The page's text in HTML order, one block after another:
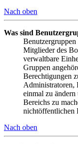
Nach oben
Was sind
Mitglieder des
verwaltbare
Gruppen
Berechtigungen
Administratoren,
einmal zu
Bereichs zu
nichtöffentlichen
Nach oben